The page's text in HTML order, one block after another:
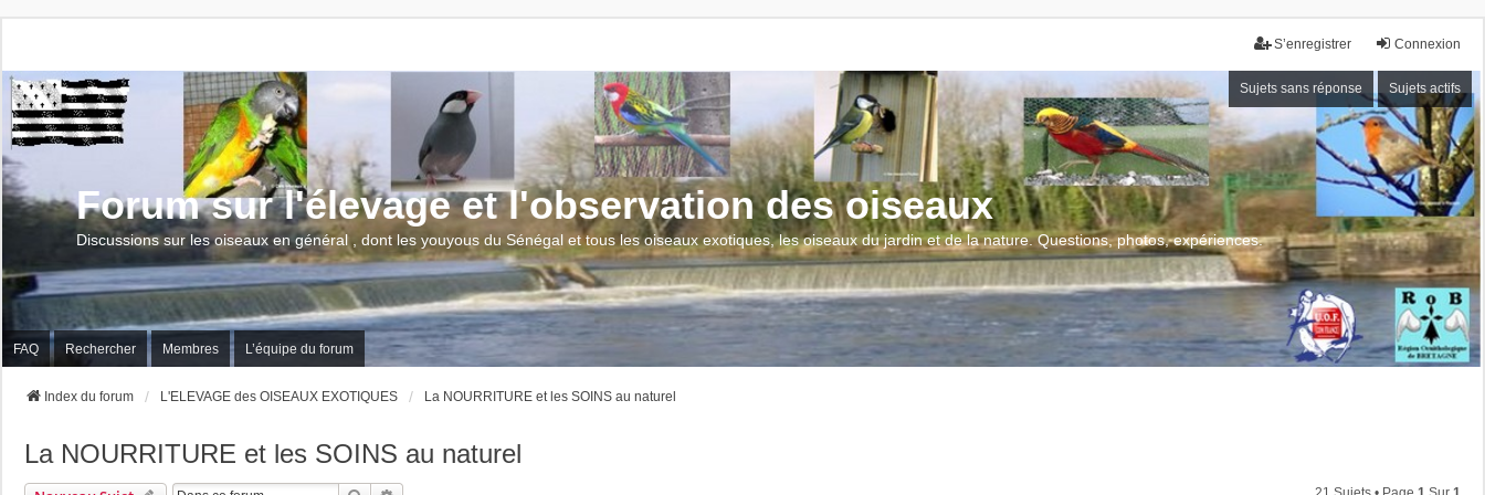
Connexion
S’enregistrer
Sujets sans réponse Sujets actifs
Forum sur l'élevage et l'observation des oiseaux
Discussions sur les oiseaux en général , dont les youyous du Sénégal et tous les oiseaux exotiques, les oiseaux du jardin et de la nature. Questions, photos, expériences.
FAQ Rechercher Membres L’équipe du forum
Index du forum L'ELEVAGE des OISEAUX EXOTIQUES La NOURRITURE et les SOINS au naturel
La NOURRITURE et les SOINS au naturel